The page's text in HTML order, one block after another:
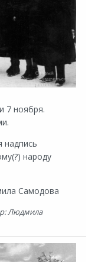
7 ноября.
надпись
народу
Самодова
Людмила